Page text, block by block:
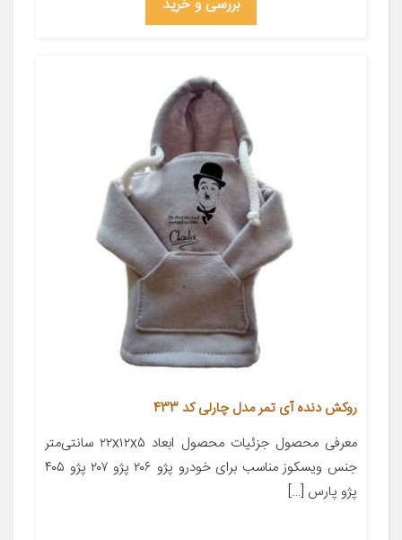
بررسی و خرید
روکش دنده آی تمر مدل چارلی کد 433
معرفی محصول جزئیات محصول ابعاد ۲۲x۱۲x۵ سانتی‌متر
جنس ویسکوز مناسب برای خودرو پژو ۲۰۶ پژو ۲۰۷ پژو ۴۰۵
پژو پارس […]